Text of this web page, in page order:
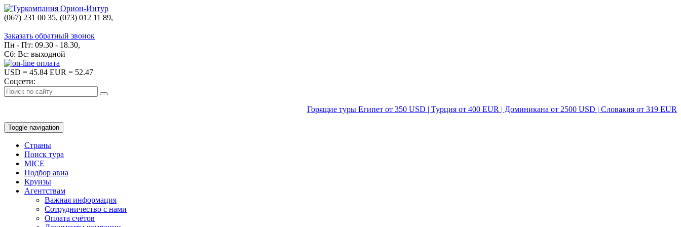
(067) 231 00 35, (073) 012 11 89,
Заказать обратный звонок
Пн - Пт: 09.30 - 18.30,
Сб: Вс: выходной
USD = 45.84 EUR = 52.47
Соцсети:
Горящие туры Египет от 350 USD | Турция от 400 EUR | Доминикана от 2500 USD | Словакия от 319 EUR
Toggle navigation
Страны
Поиск тура
MICE
Подбор авиа
Круизы
Агентствам
Важная информация
Сотрудничество с нами
Оплата счётов